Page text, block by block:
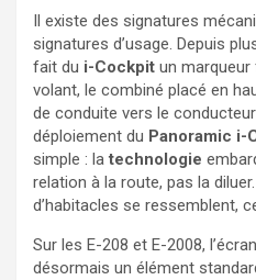
Il existe des signatures
signatures d’usage. Depuis
fait du i-Cockpit un
volant, le combiné placé en
de conduite vers le
déploiement du Panoramic i-
simple : latechnologie
relation à la route, pas la
d’habitacles se ressemblent,
Sur les E-208 et E-2008,
désormais un élément